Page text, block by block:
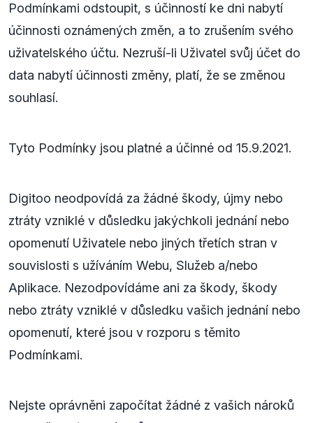
Podmínkami odstoupit, s účinností ke dni nabytí
účinnosti oznámených změn, a to zrušením svého
uživatelského účtu. Nezruší-li Uživatel svůj účet do
data nabytí účinnosti změny, platí, že se změnou
souhlasí.
Tyto Podmínky jsou platné a účinné od 15.9.2021.
Digitoo neodpovídá za žádné škody, újmy nebo
ztráty vzniklé v důsledku jakýchkoli jednání nebo
opomenutí Uživatele nebo jiných třetích stran v
souvislosti s užíváním Webu, Služeb a/nebo
Aplikace. Nezodpovídáme ani za škody, škody
nebo ztráty vzniklé v důsledku vašich jednání nebo
opomenutí, které jsou v rozporu s těmito
Podmínkami.
Nejste oprávněni započítat žádné z vašich nároků